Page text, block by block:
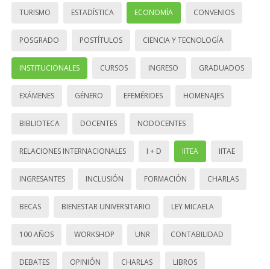
TURISMO ESTADÍSTICA ECONOMÍA CONVENIOS
POSGRADO POSTÍTULOS CIENCIA Y TECNOLOGÍA
INSTITUCIONALES CURSOS INGRESO GRADUADOS
EXÁMENES GÉNERO EFEMÉRIDES HOMENAJES
BIBLIOTECA DOCENTES NODOCENTES
RELACIONES INTERNACIONALES I + D IITEA IITAE
INGRESANTES INCLUSIÓN FORMACIÓN CHARLAS
BECAS BIENESTAR UNIVERSITARIO LEY MICAELA
100 AÑOS WORKSHOP UNR CONTABILIDAD
DEBATES OPINIÓN CHARLAS LIBROS